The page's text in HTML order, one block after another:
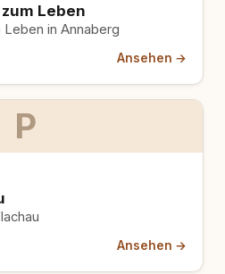
Leben
in Annaberg
Ansehen →
P
Ansehen →